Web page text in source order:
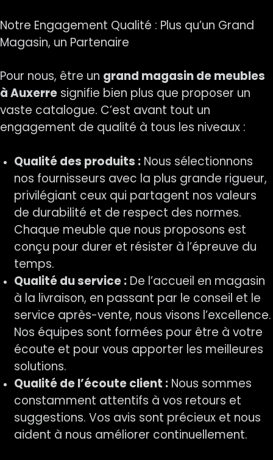
Notre Engagement Qualité : Plus qu’un Grand
Magasin, un Partenaire
Pour nous, être un grand magasin de meubles
à Auxerre signifie bien plus que proposer un
vaste catalogue. C’est avant tout un
engagement de qualité à tous les niveaux :
Qualité des produits :Nous sélectionnons
nos fournisseurs avec la plus grande rigueur,
privilégiant ceux qui partagent nos valeurs
de durabilité et de respect des normes.
Chaque meuble que nous proposons est
conçu pour durer et résister à l’épreuve du
temps.
Qualité du service :De l’accueil en magasin
à la livraison, en passant par le conseil et le
service après-vente, nous visons l’excellence.
Nos équipes sont formées pour être à votre
écoute et pour vous apporter les meilleures
solutions.
Qualité de l’écoute client :Nous sommes
constamment attentifs à vos retours et
suggestions. Vos avis sont précieux et nous
aident à nous améliorer continuellement.